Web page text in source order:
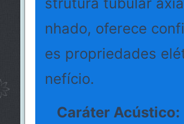
nhado, oferece
es propriedades
nefício.
Caráter Acústico: